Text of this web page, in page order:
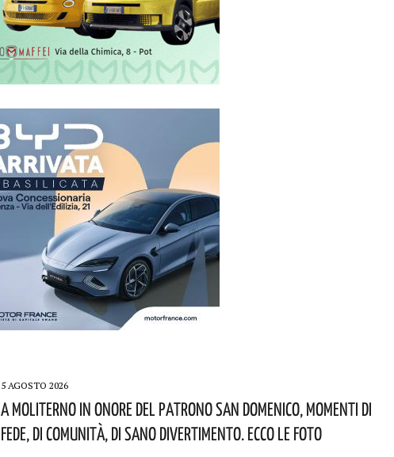
5 AGOSTO 2026
A Moliterno In Onore Del Patrono San Domenico, Momenti Di
Fede, Di Comunità, Di Sano Divertimento. Ecco Le Foto